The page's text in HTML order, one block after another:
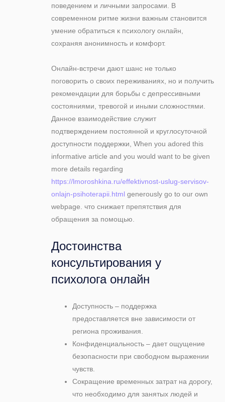
поведением и личными запросами. В
современном ритме жизни важным становится
умение обратиться к психологу онлайн,
сохраняя анонимность и комфорт.
Онлайн-встречи дают шанс не только
поговорить о своих переживаниях, но и получить
рекомендации для борьбы с депрессивными
состояниями, тревогой и иными сложностями.
Данное взаимодействие служит
подтверждением постоянной и круглосуточной
доступности поддержки, When you adored this
informative article and you would want to be given
more details regarding
https://lmoroshkina.ru/effektivnost-uslug-servisov-
onlajn-psihoterapii.html generously go to our own
webpage. что снижает препятствия для
обращения за помощью.
Достоинства
консультирования у
психолога онлайн
Доступность – поддержка
предоставляется вне зависимости от
региона проживания.
Конфиденциальность – дает ощущение
безопасности при свободном выражении
чувств.
Сокращение временных затрат на дорогу,
что необходимо для занятых людей и